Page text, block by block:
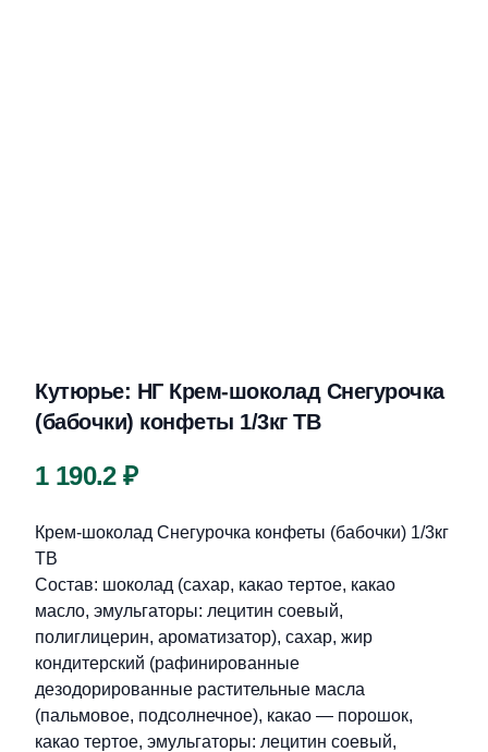
Кутюрье: НГ Крем-шоколад Снегурочка
(бабочки) конфеты 1/3кг ТВ
1 190.2 ₽
Описание
Крем-шоколад Снегурочка конфеты (бабочки) 1/3кг
ТВ
Состав: шоколад (сахар, какао тертое, какао
масло, эмульгаторы: лецитин соевый,
полиглицерин, ароматизатор), сахар, жир
кондитерский (рафинированные
дезодорированные растительные масла
(пальмовое, подсолнечное), какао — порошок,
какао тертое, эмульгаторы: лецитин соевый,